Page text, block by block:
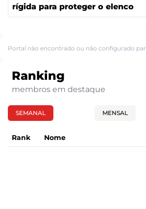
rígida para proteger o elenco
Portal não encontrado ou não configurado
Ranking
membros em destaque
SEMANAL MENSAL
Rank Nome